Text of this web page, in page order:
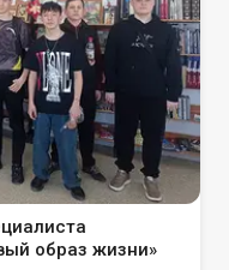
образ жизни»